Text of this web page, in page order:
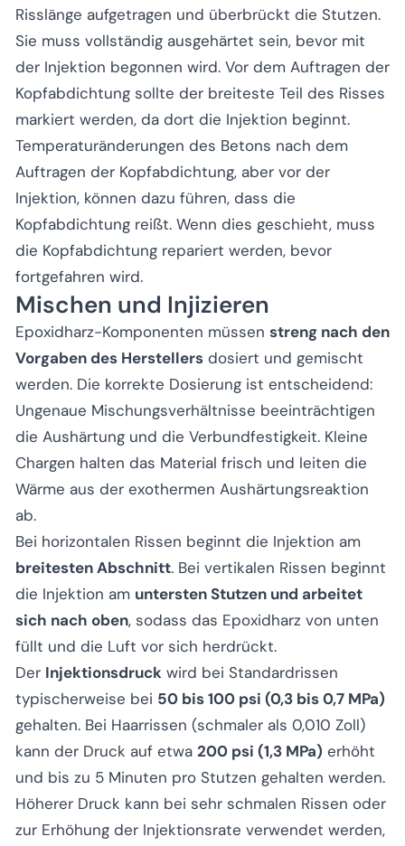
Risslänge aufgetragen und überbrückt die Stutzen.
Sie muss vollständig ausgehärtet sein, bevor mit
der Injektion begonnen wird. Vor dem Auftragen der
Kopfabdichtung sollte der breiteste Teil des Risses
markiert werden, da dort die Injektion beginnt.
Temperaturänderungen des Betons nach dem
Auftragen der Kopfabdichtung, aber vor der
Injektion, können dazu führen, dass die
Kopfabdichtung reißt. Wenn dies geschieht, muss
die Kopfabdichtung repariert werden, bevor
fortgefahren wird.
Mischen und Injizieren
Epoxidharz-Komponenten müssen streng nach den
Vorgaben des Herstellers dosiert und gemischt
werden. Die korrekte Dosierung ist entscheidend:
Ungenaue Mischungsverhältnisse beeinträchtigen
die Aushärtung und die Verbundfestigkeit. Kleine
Chargen halten das Material frisch und leiten die
Wärme aus der exothermen Aushärtungsreaktion
ab.
Bei horizontalen Rissen beginnt die Injektion am
breitesten Abschnitt. Bei vertikalen Rissen beginnt
die Injektion am untersten Stutzen und arbeitet
sich nach oben, sodass das Epoxidharz von unten
füllt und die Luft vor sich herdrückt.
Der Injektionsdruck wird bei Standardrissen
typischerweise bei 50 bis 100 psi (0,3 bis 0,7 MPa)
gehalten. Bei Haarrissen (schmaler als 0,010 Zoll)
kann der Druck auf etwa 200 psi (1,3 MPa) erhöht
und bis zu 5 Minuten pro Stutzen gehalten werden.
Höherer Druck kann bei sehr schmalen Rissen oder
zur Erhöhung der Injektionsrate verwendet werden,